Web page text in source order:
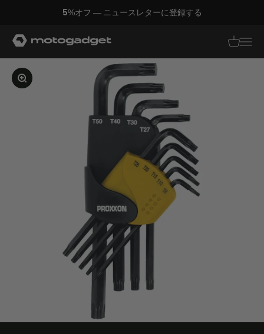
コンテンツへスキップ
5%オフ — ニュースレターに登録する
翻訳
モトガジェット社 翻訳があ
画像を拡大する